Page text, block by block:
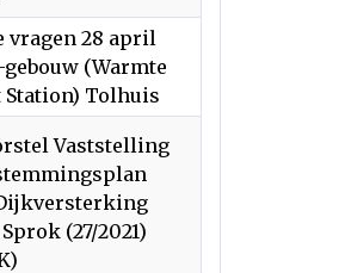
vragen 28 april
gebouw (Warmte
Station) Tolhuis
Vaststelling
(27/2021)